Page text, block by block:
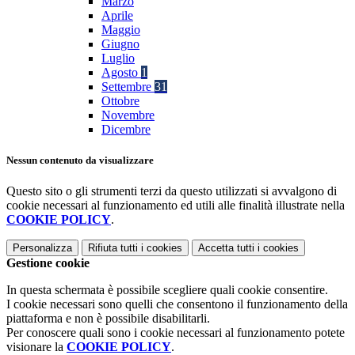
Aprile
Maggio
Giugno
Luglio
Agosto 1
Settembre 31
Ottobre
Novembre
Dicembre
Nessun contenuto da visualizzare
Questo sito o gli strumenti terzi da questo utilizzati si avvalgono di
cookie necessari al funzionamento ed utili alle finalità illustrate nella
COOKIE POLICY.
Personalizza Rifiuta tutti i cookies Accetta tutti i cookies
Gestione cookie
In questa schermata è possibile scegliere quali cookie consentire.
I cookie necessari sono quelli che consentono il funzionamento della
piattaforma e non è possibile disabilitarli.
Per conoscere quali sono i cookie necessari al funzionamento potete
visionare la COOKIE POLICY.